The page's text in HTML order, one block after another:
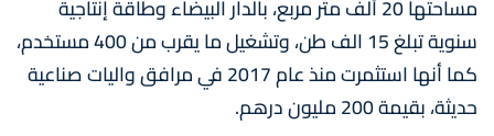
مساحتها 20 ألف متر مربع، بالدار البيضاء وطاقة إنتاجية
سنوية تبلغ 15 الف طن، وتشغيل ما يقرب من 400 مستخدم،
كما أنها استثمرت منذ عام 2017 في مرافق واليات صناعية
حديثة، بقيمة 200 مليون درهم.